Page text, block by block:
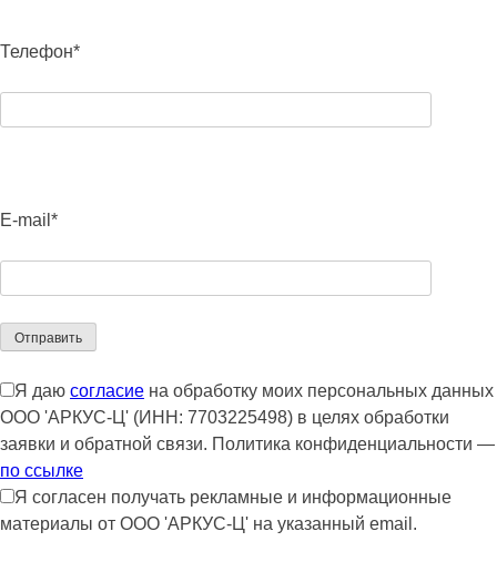
Телефон*
E-mail*
Я даю согласие на обработку моих персональных данных
ООО 'АРКУС-Ц' (ИНН: 7703225498) в целях обработки
заявки и обратной связи. Политика конфиденциальности —
по ссылке
Я согласен получать рекламные и информационные
материалы от ООО 'АРКУС-Ц' на указанный email.